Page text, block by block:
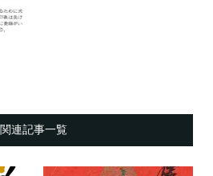
関連記事一覧